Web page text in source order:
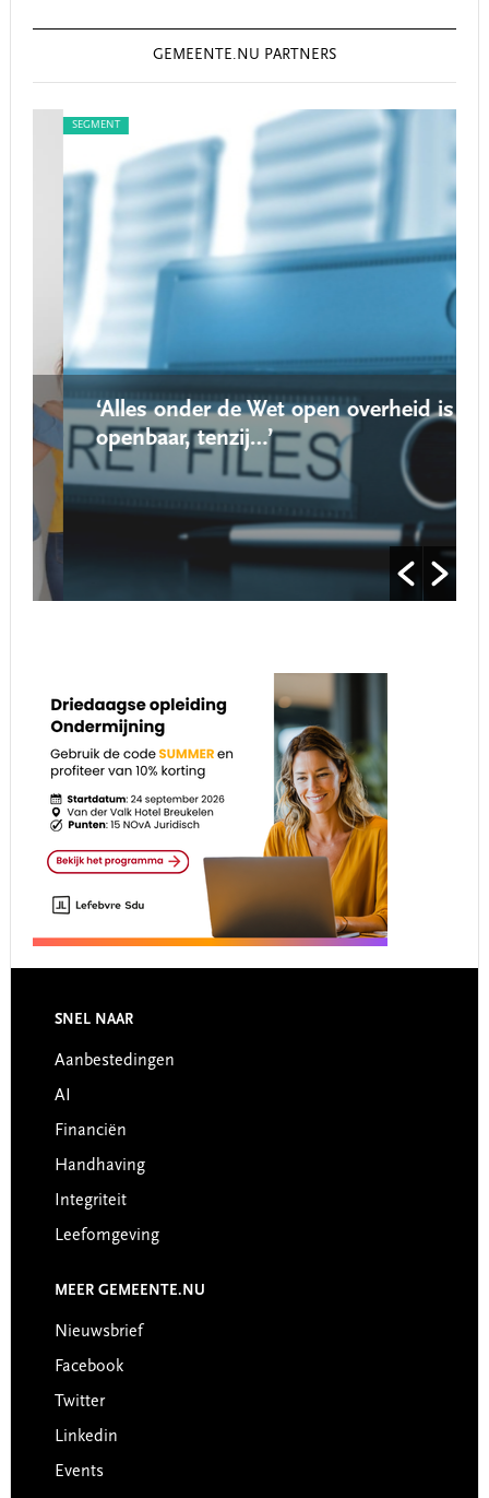
GEMEENTE.NU PARTNERS
SEGMENT
‘Alles onder de Wet open overheid is
openbaar, tenzij…’
Footer
SNEL NAAR
Aanbestedingen
AI
Financiën
Handhaving
Integriteit
Leefomgeving
MEER GEMEENTE.NU
Nieuwsbrief
Facebook
Twitter
Linkedin
Events